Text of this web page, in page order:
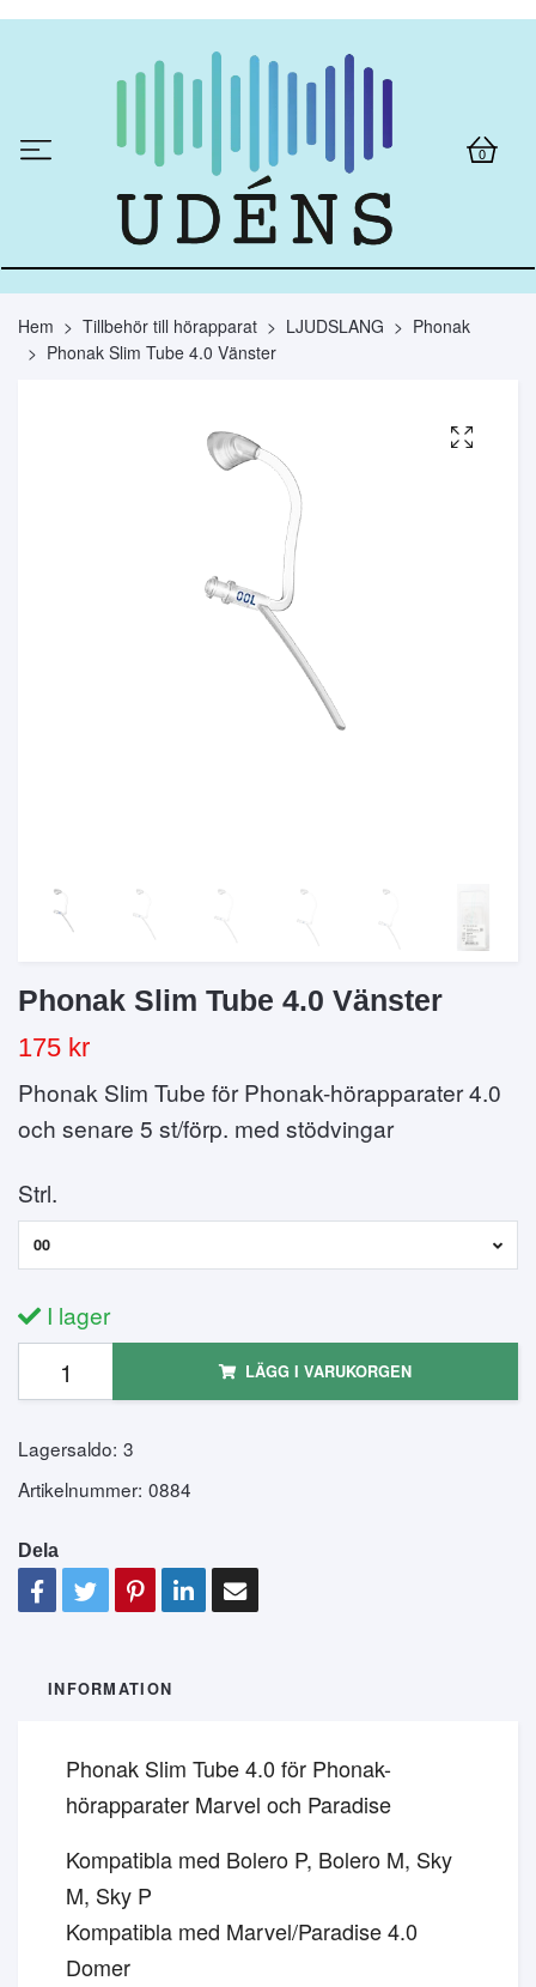
0
Hem Tillbehör till hörapparat LJUDSLANG
Phonak
Phonak Slim Tube 4.0 Vänster
Phonak Slim Tube 4.0 Vänster
175 kr
Phonak Slim Tube för Phonak-hörapparater 4.0
och senare 5 st/förp. med stödvingar
Strl.
00
I lager
LÄGG I VARUKORGEN
Lagersaldo: 3
Artikelnummer: 0884
Dela
INFORMATION
Phonak Slim Tube 4.0 för Phonak-
hörapparater Marvel och Paradise
Kompatibla med Bolero P, Bolero M, Sky
M, Sky P
Kompatibla med Marvel/Paradise 4.0
Domer